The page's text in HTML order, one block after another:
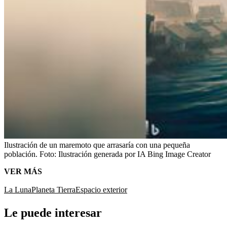
Ilustración de un maremoto que arrasaría con una pequeña
población. Foto: Ilustración generada por IA Bing Image Creator
VER MÁS
La LunaPlaneta TierraEspacio exterior
Le puede interesar